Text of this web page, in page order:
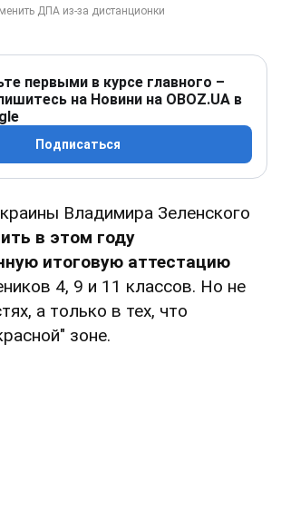
первыми в курсе главного –
на Новини на OBOZ.UA в
Подписаться
Владимира Зеленского
в этом году
итоговую аттестацию
4, 9 и 11 классов. Но не
а только в тех, что
зоне.